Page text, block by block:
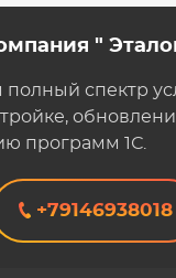
"
спектр
программ 1С.
+79146938018